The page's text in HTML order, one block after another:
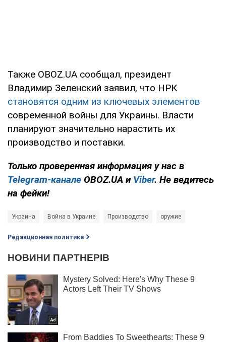
Также OBOZ.UA сообщал, президент
Владимир Зеленский заявил, что НРК
становятся одним из ключевых элементов
современной войны для Украины. Власти
планируют значительно нарастить их
производство и поставки.
Только проверенная информация у нас в
Telegram-канале OBOZ.UA и Viber. Не ведитесь
на фейки!
Украина Война в Украине Производство оружие
Редакционная политика